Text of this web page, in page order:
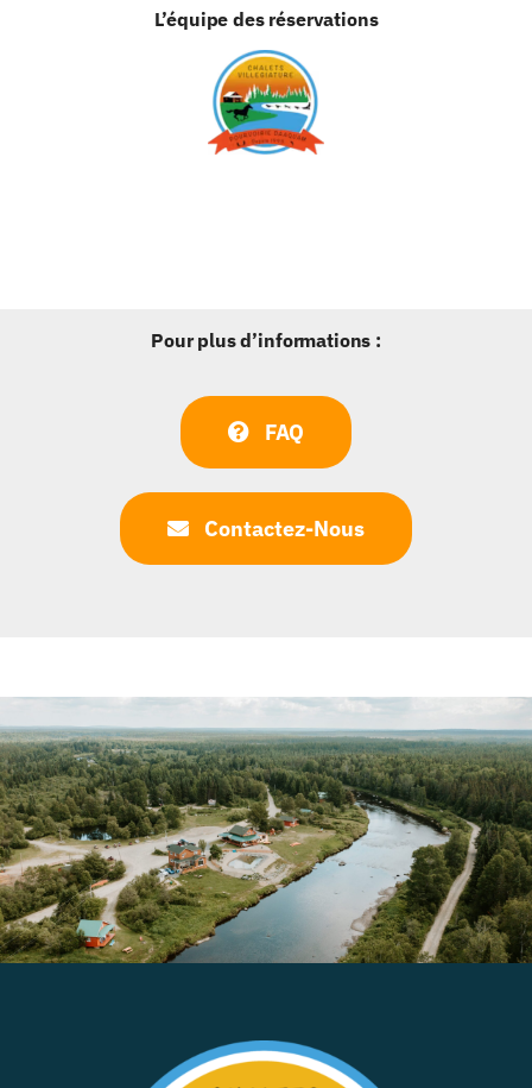
L’équipe des réservations
Pour plus d’informations :
FAQ
Contactez-Nous